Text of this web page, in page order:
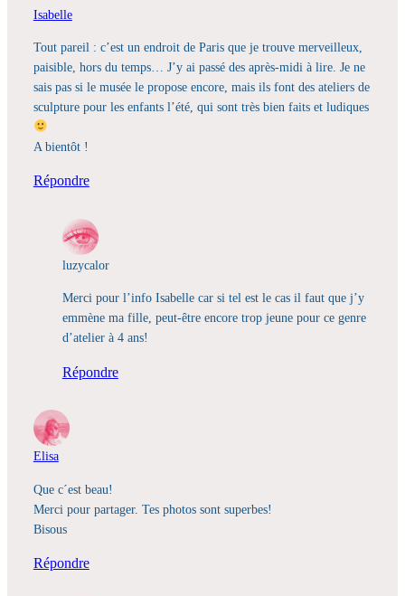
Isabelle
Tout pareil : c’est un endroit de Paris que je trouve merveilleux,
paisible, hors du temps… J’y ai passé des après-midi à lire. Je ne
sais pas si le musée le propose encore, mais ils font des ateliers de
sculpture pour les enfants l’été, qui sont très bien faits et ludiques
A bientôt !
Répondre
luzycalor
Merci pour l’info Isabelle car si tel est le cas il faut que j’y
emmène ma fille, peut-être encore trop jeune pour ce genre
d’atelier à 4 ans!
Répondre
Elisa
Que c´est beau!
Merci pour partager. Tes photos sont superbes!
Bisous
Répondre